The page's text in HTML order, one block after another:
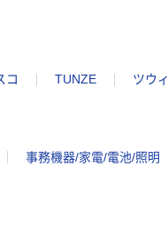
コ TUNZE ツウ
事務機器/家電/電池/照明